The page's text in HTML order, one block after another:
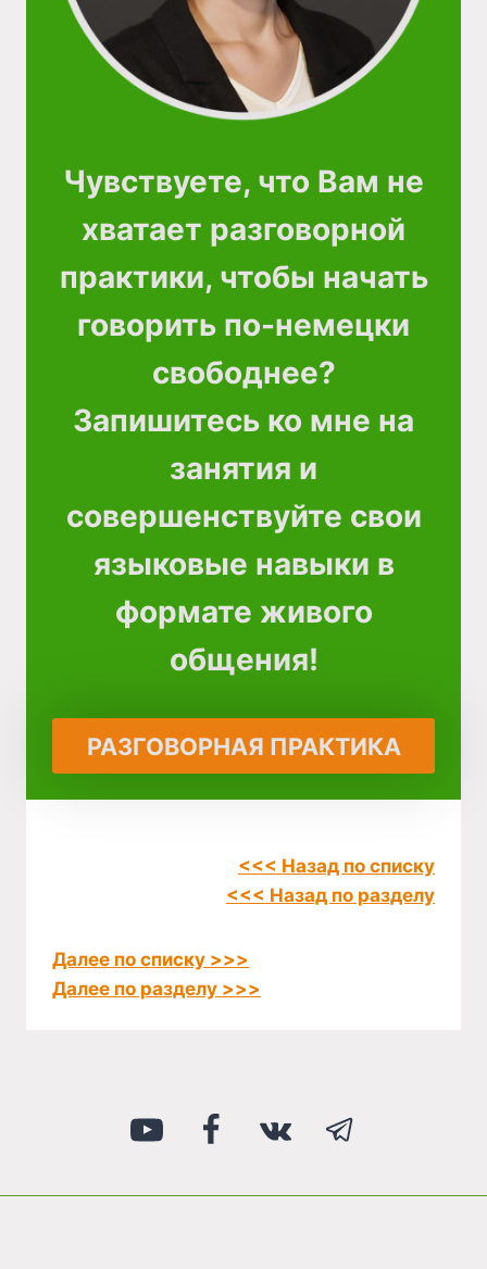
Чувствуете, что Вам не
хватает разговорной
практики, чтобы начать
говорить по-немецки
свободнее?
Запишитесь ко мне на
занятия и
совершенствуйте свои
языковые навыки в
формате живого
общения!
РАЗГОВОРНАЯ ПРАКТИКА
<<< Назад по списку
<<< Назад по разделу
Далее по списку >>>
Далее по разделу >>>